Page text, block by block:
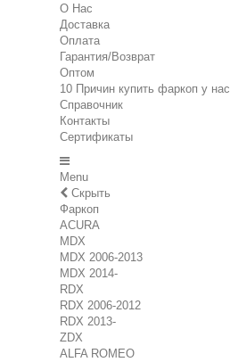
О Нас
Доставка
Оплата
Гарантия/Возврат
Оптом
10 Причин купить фаркоп у нас
Справочник
Контакты
Сертификаты
Menu
Скрыть
Фаркоп
ACURA
MDX
MDX 2006-2013
MDX 2014-
RDX
RDX 2006-2012
RDX 2013-
ZDX
ALFA ROMEO